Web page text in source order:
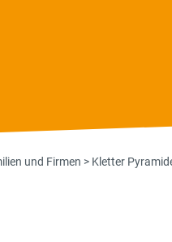
Müllers
und Firmen > Kletter